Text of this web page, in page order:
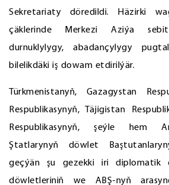
Sekretariaty döredildi. Häzirki
çäklerinde Merkezi Aziýa
durnuklylygy, abadançylygy
bilelikdäki iş dowam etdirilýär.
Türkmenistanyň, Gazagystan
Respublikasynyň, Täjigistan
Respublikasynyň, şeýle hem
Ştatlarynyň döwlet
geçýän şu gezekki iri diplomatik
döwletleriniň we ABŞ-nyň